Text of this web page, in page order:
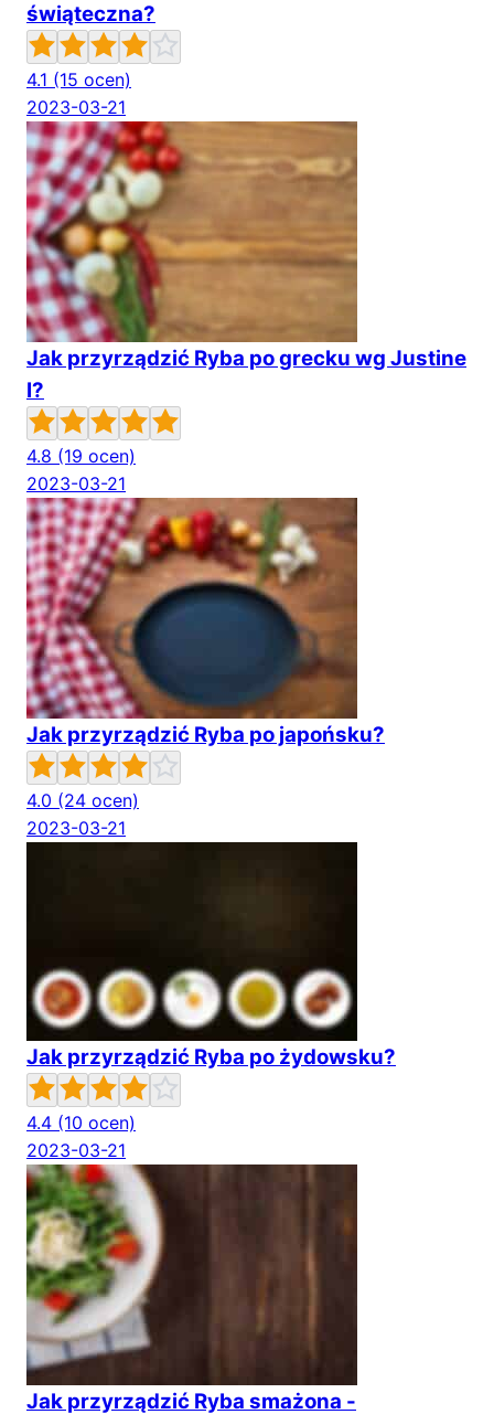
świąteczna?
4.1 (15 ocen)
2023-03-21
Jak przyrządzić Ryba po grecku wg Justine
I?
4.8 (19 ocen)
2023-03-21
Jak przyrządzić Ryba po japońsku?
4.0 (24 ocen)
2023-03-21
Jak przyrządzić Ryba po żydowsku?
4.4 (10 ocen)
2023-03-21
Jak przyrządzić Ryba smażona -